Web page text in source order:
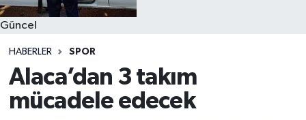
Güncel
HABERLER SPOR
Alaca’dan 3 takım
mücadele edecek
Son Dakika Haberleri
Haber Arşivi